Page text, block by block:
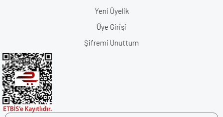
Yeni Üyelik
Üye Girişi
Şifremi Unuttum